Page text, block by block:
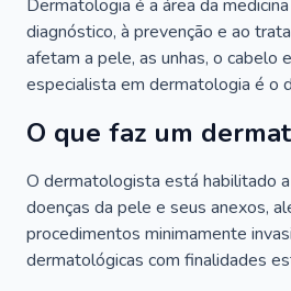
Dermatologia é a área da
diagnóstico, à prevenção e ao
afetam a pele, as unhas, o cabelo
especialista em dermatologia é o
O que faz um
O dermatologista está habilitado
doenças da pele e seus anexos,
procedimentos minimamente
dermatológicas com finalidades